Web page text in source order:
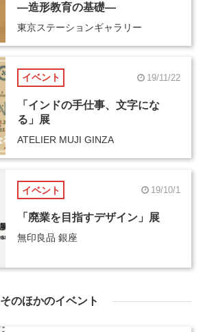
―造形教育の基礎―
東京ステーションギャラリー
イベント 19/11/22
「インドの手仕事、文字にな
る」展
ATELIER MUJI GINZA
イベント 19/10/1
「廃業を目指すデザイン」展
無印良品 銀座
そのほかのイベント